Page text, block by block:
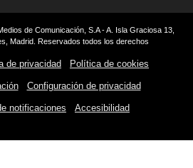
de Comunicación, S.A - A. Isla Graciosa 13,
Madrid. Reservados todos los derechos
de privacidad Política de cookies
Configuración de privacidad
notificaciones Accesibilidad